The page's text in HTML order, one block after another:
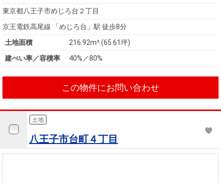
東京都八王子市めじろ台２丁目
京王電鉄高尾線 「めじろ台」駅 徒歩8分
土地面積
216.92m² (65.61坪)
建ぺい率／容積率
40%／80%
この物件にお問い合わせ
土地
八王子市台町４丁目